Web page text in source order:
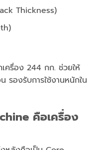
Thickness)
ครื่อง 244 กก. ช่วยให้
รองรับการใช้งานหนักใน
คือเครื่อง